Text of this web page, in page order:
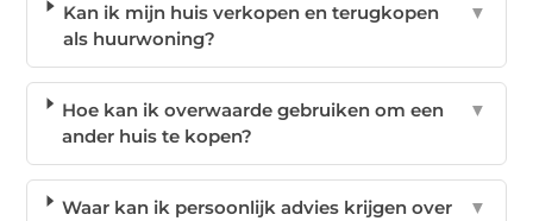
Kan ik mijn huis verkopen en terugkopen
als huurwoning?
▼
Hoe kan ik overwaarde gebruiken om een
ander huis te kopen?
▼
Waar kan ik persoonlijk advies krijgen over
▼